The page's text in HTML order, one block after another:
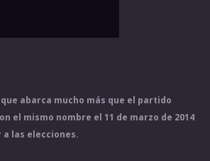
abarca mucho más que el partido
el mismo nombre el 11 de marzo de 2014
las elecciones.